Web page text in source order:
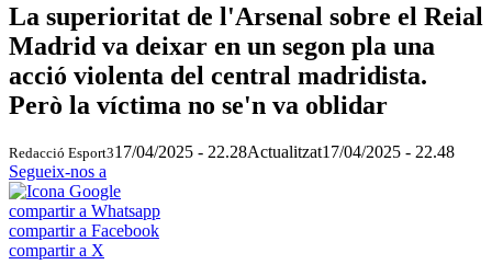
La superioritat de l'Arsenal sobre el Reial
Madrid va deixar en un segon pla una
acció violenta del central madridista.
Però la víctima no se'n va oblidar
Redacció Esport317/04/2025 - 22.28Actualitzat17/04/2025 - 22.48
Segueix-nos a
compartir a Whatsapp
compartir a Facebook
compartir a X